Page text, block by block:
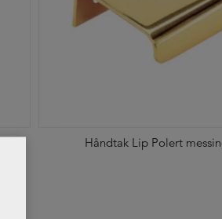
Håndtak Lip Polert